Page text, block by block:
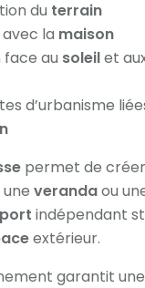
du terrain
la maison
face au soleilet
d’urbanisme
permet de
verandaou
indépendant
extérieur.
garantit